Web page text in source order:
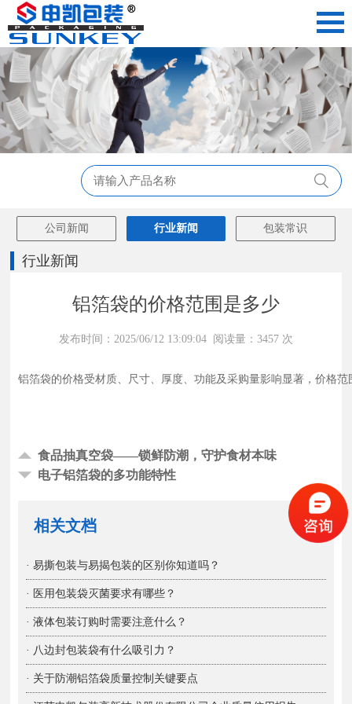
公司新闻 行业新闻 包装常识
行业新闻
铝箔袋的价格范围是多少
发布时间：2025/06/12 13:09:04 阅读量：3457 次
铝箔袋的价格受材质、尺寸、厚度、功能及采购量影响显著，价格
食品抽真空袋——锁鲜防潮，守护食材本味
电子铝箔袋的多功能特性
相关文档
· 易撕包装与易揭包装的区别你知道吗？
· 医用包装袋灭菌要求有哪些？
· 液体包装订购时需要注意什么？
· 八边封包装袋有什么吸引力？
· 关于防潮铝箔袋质量控制关键要点